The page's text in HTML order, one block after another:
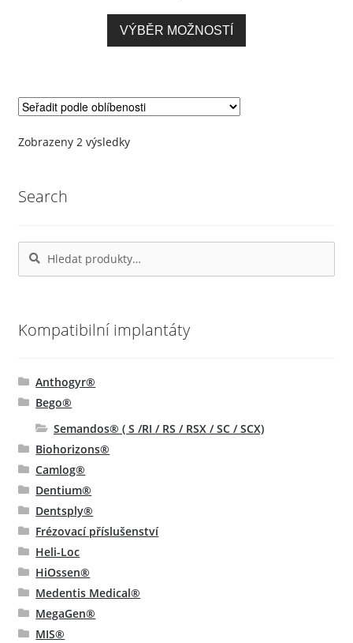
produktu
VÝBĚR MOŽNOSTÍ
produkt
Zobrazeny 2 výsledkySeřazeno
Search
Hledat
Kompatibilní implantáty
Anthogyr®
Bego®
Semandos® ( S /RI / RS / RSX / SC / SCX)
Biohorizons®
Camlog®
Dentium®
Dentsply®
Frézovací příslušenství
Heli-Loc
HiOssen®
Medentis Medical®
MegaGen®
MIS®